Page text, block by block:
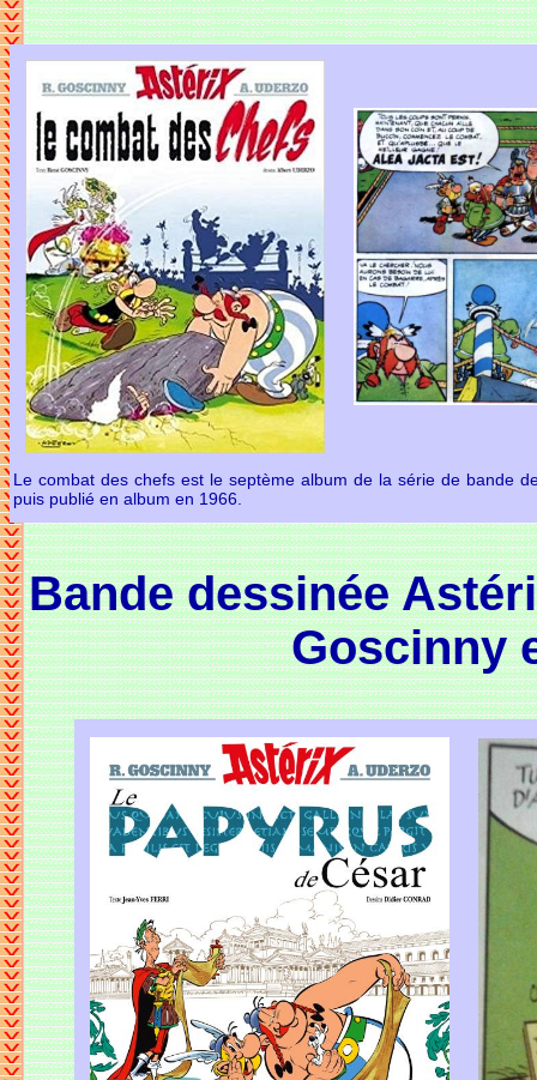
Le combat des chefs est le septème album de la série de bande
puis publié en album en 1966.
Bande dessinée
Goscinny